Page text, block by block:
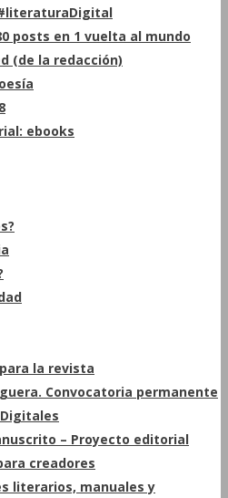
posts en 1 vuelta al mundo
(de la redacción)
ebooks
la revista
Convocatoria permanente
– Proyecto editorial
creadores
literarios, manuales y